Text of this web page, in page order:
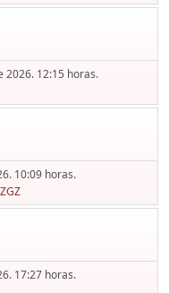
2026. 12:15 horas.
10:09 horas.
17:27 horas.